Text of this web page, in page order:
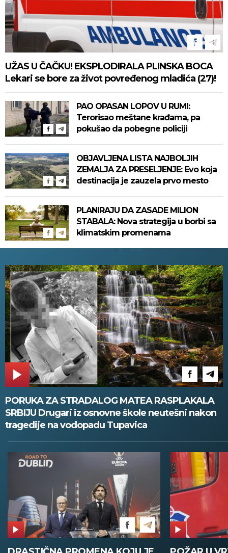
UŽAS U ČAČKU! EKSPLODIRALA PLINSKA BOCA
Lekari se bore za život povređenog mladića (27)!
PAO OPASAN LOPOV U RUMI:
Terorisao meštane krađama, pa
pokušao da pobegne policiji
OBJAVLJENA LISTA NAJBOLJIH
ZEMALJA ZA PRESELJENJE: Evo koja
destinacija je zauzela prvo mesto
PLANIRAJU DA ZASADE MILION
STABALA: Nova strategija u borbi sa
klimatskim promenama
PORUKA ZA STRADALOG MATEA RASPLAKALA
SRBIJU Drugari iz osnovne škole neutešni nakon
tragedije na vodopadu Tupavica